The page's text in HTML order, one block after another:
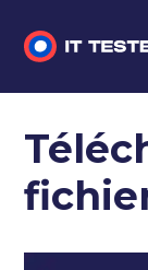
Questions